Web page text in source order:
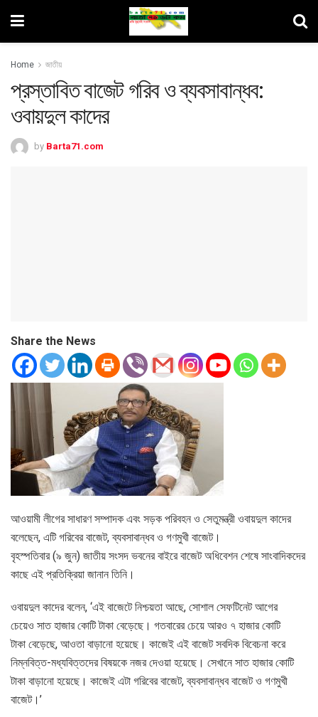
Home জাতীয়
প্রস্তাবিত বাজেট গরিব ও ব্যবসাবান্ধব:
ওবায়দুল কাদের
by Barta71.com
Share the News
আওয়ামী লীগের সাধারণ সম্পাদক এবং সড়ক পরিবহন ও সেতুমন্ত্রী ওবায়দুল কাদের
বলেছেন, এটি গরিবের বাজেট, ব্যবসাবান্ধব ও গণমুখী বাজেট।
বৃহস্পতিবার (৯ জুন) জাতীয় সংসদ ভবনের বাইরে বাজেট অধিবেশন শেষে সাংবাদিকদের
কাছে এই প্রতিক্রিয়া জানান তিনি।
ওবায়দুল কাদের বলেন, ‘এই বাজেটে নিশ্চয়তা আছে, সোশাল সেফটিনেট আগের
চেয়েও সাত হাজার কোটি টাকা বেড়েছে। গতবারের চেয়ে আরও ৭ হাজার কোটি
টাকা বেড়েছে, আওতা বাড়ানো হয়েছে। কাজেই এই বাজেট সবদিক বিবেচনা করে
নিম্নবিত্ত-মধ্যবিত্তদের বিষয়কে নজর দেওয়া হয়েছে। সেখানে সাত হাজার কোটি
টাকা বাড়ানো হয়েছে। কাজেই এটা গরিবের বাজেট, ব্যবসাবান্ধব বাজেট ও গণমুখী
বাজেট।’